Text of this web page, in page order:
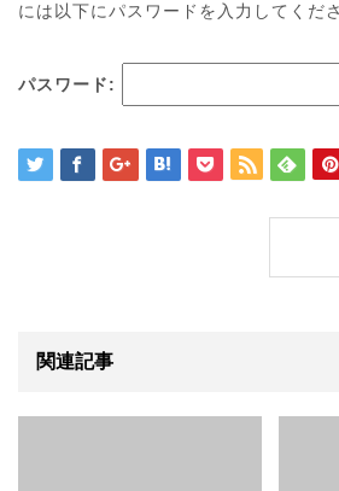
には以下にパスワードを入力してくださ
パスワード:
関連記事